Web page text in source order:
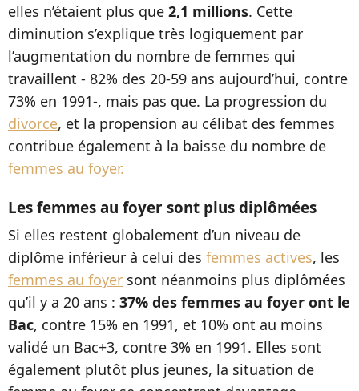
elles n’étaient plus que 2,1 millions. Cette
diminution s’explique très logiquement par
l’augmentation du nombre de femmes qui
travaillent - 82% des 20-59 ans aujourd’hui, contre
73% en 1991-, mais pas que. La progression du
divorce, et la propension au célibat des femmes
contribue également à la baisse du nombre de
femmes au foyer.
Les femmes au foyer sont plus diplômées
Si elles restent globalement d’un niveau de
diplôme inférieur à celui des femmes actives, les
femmes au foyer sont néanmoins plus diplômées
qu’il y a 20 ans : 37% des femmes au foyer ont le
Bac, contre 15% en 1991, et 10% ont au moins
validé un Bac+3, contre 3% en 1991. Elles sont
également plutôt plus jeunes, la situation de